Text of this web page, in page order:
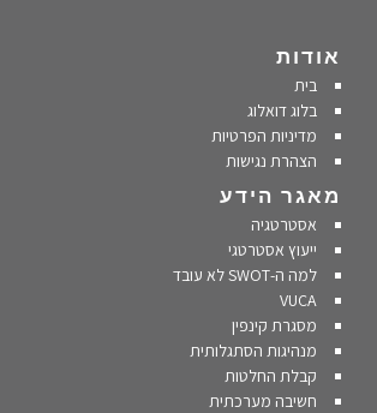
אודות
בית
בלוג דואלוג
מדיניות הפרטיות
הצהרת נגישות
מאגר הידע
אסטרטגיה
ייעוץ אסטרטגי
למה ה-SWOT לא עובד
VUCA
מסגרת קינפין
מנהיגות הסתגלותית
קבלת החלטות
חשיבה מערכתית